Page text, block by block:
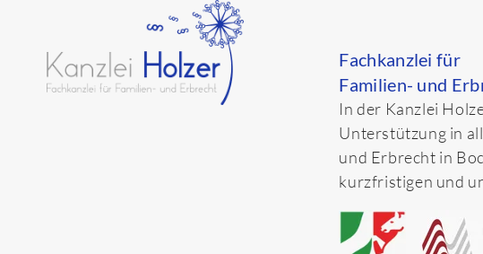
Fachkanzlei für
Familien- und
In der Kanzlei
Unterstützung in
und Erbrecht in
kurzfristigen und